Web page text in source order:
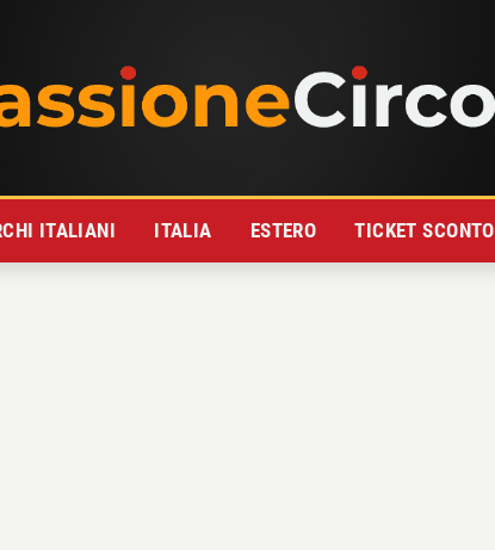
ITALIANI ITALIA ESTERO TICKET SCONTO